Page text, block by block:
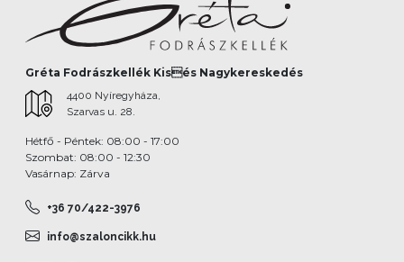
Gréta Fodrászkellék Kisés Nagykereskedés
4400 Nyíregyháza,
Szarvas u. 28.
Hétfő - Péntek: 08:00 - 17:00
Szombat: 08:00 - 12:30
Vasárnap: Zárva
+36 70/422-3976
info@szaloncikk.hu